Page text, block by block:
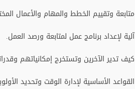
متابعة وتقييم الخطط والمهام والأعمال
آلية لإعداد برنامج عمل لمتابعة ورصد العمل.
كيف تدير الآخرين وتستخرج إمكانياتهم
القواعد الأساسية لإدارة الوقت وتحديد